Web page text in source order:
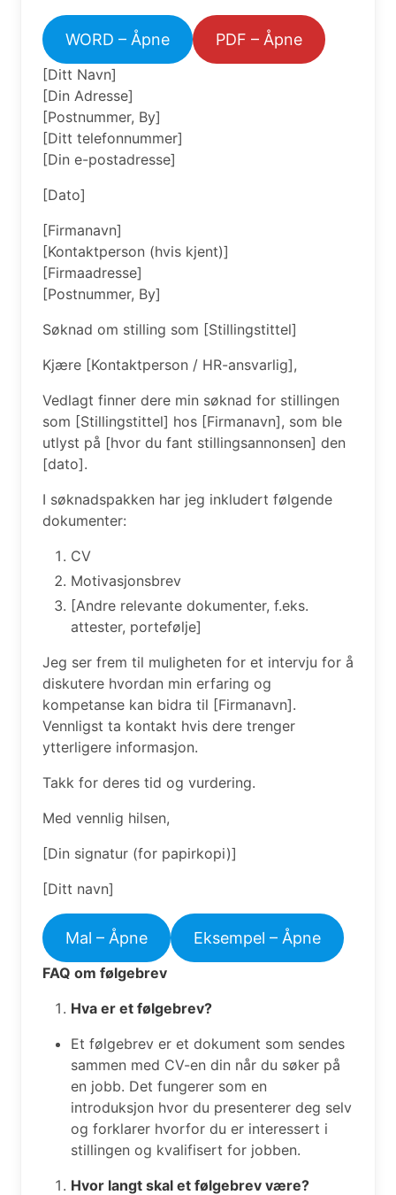
WORD – Åpne PDF – Åpne
[Ditt Navn]
[Din Adresse]
[Postnummer, By]
[Ditt telefonnummer]
[Din e-postadresse]
[Dato]
[Firmanavn]
[Kontaktperson (hvis kjent)]
[Firmaadresse]
[Postnummer, By]
Søknad om stilling som [Stillingstittel]
Kjære [Kontaktperson / HR-ansvarlig],
Vedlagt finner dere min søknad for stillingen
som [Stillingstittel] hos [Firmanavn], som ble
utlyst på [hvor du fant stillingsannonsen] den
[dato].
I søknadspakken har jeg inkludert følgende
dokumenter:
CV
Motivasjonsbrev
[Andre relevante dokumenter, f.eks.
attester, portefølje]
Jeg ser frem til muligheten for et intervju for å
diskutere hvordan min erfaring og
kompetanse kan bidra til [Firmanavn].
Vennligst ta kontakt hvis dere trenger
ytterligere informasjon.
Takk for deres tid og vurdering.
Med vennlig hilsen,
[Din signatur (for papirkopi)]
[Ditt navn]
Mal – Åpne Eksempel – Åpne
FAQ om følgebrev
Hva er et følgebrev?
Et følgebrev er et dokument som sendes
sammen med CV-en din når du søker på
en jobb. Det fungerer som en
introduksjon hvor du presenterer deg selv
og forklarer hvorfor du er interessert i
stillingen og kvalifisert for jobben.
Hvor langt skal et følgebrev være?